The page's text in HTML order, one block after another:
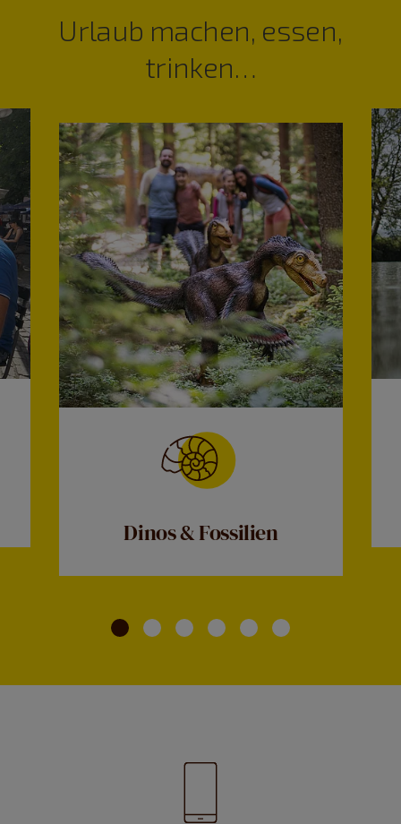
Urlaub machen, essen,
trinken…
Dinos & Fossilien